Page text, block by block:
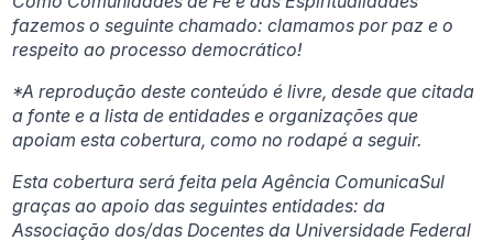
fazemos o seguinte chamado: clamamos por paz e o
respeito ao processo democrático!
*A reprodução deste conteúdo é livre, desde que citada
a fonte e a lista de entidades e organizações que
apoiam esta cobertura, como no rodapé a seguir.
Esta cobertura será feita pela Agência ComunicaSul
graças ao apoio das seguintes entidades: da
Associação dos/das Docentes da Universidade Federal